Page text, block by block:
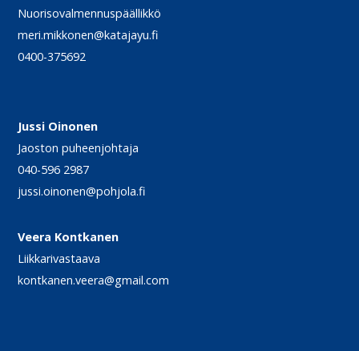
Nuorisovalmennuspäällikkö
meri.mikkonen@katajayu.fi
0400-375692
Jussi Oinonen
Jaoston puheenjohtaja
040-596 2987
jussi.oinonen@pohjola.fi
Veera Kontkanen
Liikkarivastaava
kontkanen.veera@gmail.com